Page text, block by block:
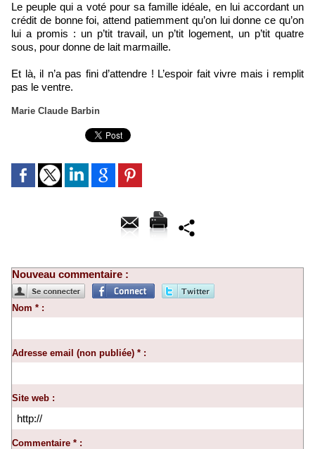
Le peuple qui a voté pour sa famille idéale, en lui accordant un
crédit de bonne foi, attend patiemment qu’on lui donne ce qu’on
lui a promis : un p’tit travail, un p’tit logement, un p’tit quatre
sous, pour donne de lait marmaille.
Et là, il n’a pas fini d’attendre ! L’espoir fait vivre mais i remplit
pas le ventre.
Marie Claude Barbin
Nouveau commentaire :
Nom * :
Adresse email (non publiée) * :
Site web :
Commentaire * :